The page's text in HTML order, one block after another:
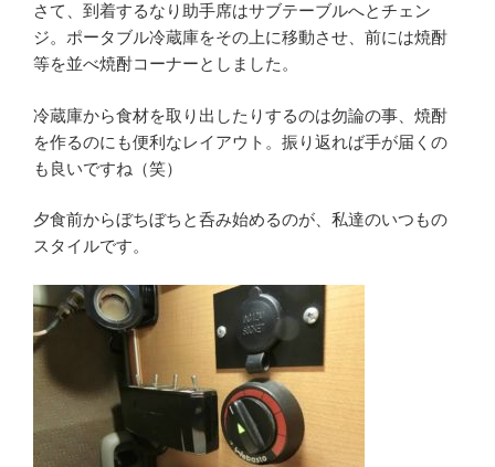
さて、到着するなり助手席はサブテーブルへとチェン
ジ。ポータブル冷蔵庫をその上に移動させ、前には焼酎
等を並べ焼酎コーナーとしました。
冷蔵庫から食材を取り出したりするのは勿論の事、焼酎
を作るのにも便利なレイアウト。振り返れば手が届くの
も良いですね（笑）
夕食前からぼちぼちと呑み始めるのが、私達のいつもの
スタイルです。